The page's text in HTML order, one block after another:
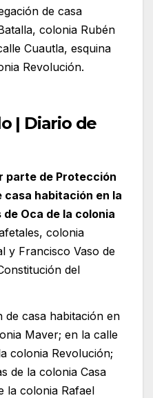
de casa
colonia Rubén
Cuautla, esquina
Revolución.
| Diario de
parte de Protección
casa habitación en la
Oca de la colonia
colonia
y Francisco Vaso de
del
de casa habitación en
Maver; en la calle
colonia Revolución;
de la colonia Casa
la colonia Rafael